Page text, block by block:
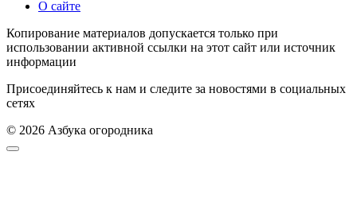
О сайте
Копирование материалов допускается только при
использовании активной ссылки на этот сайт или источник
информации
Присоединяйтесь к нам и следите за новостями в социальных
сетях
© 2026 Азбука огородника